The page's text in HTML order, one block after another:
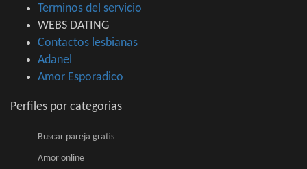
Terminos del servicio
WEBS DATING
Contactos lesbianas
Adanel
Amor Esporadico
Perfiles por categorias
Buscar pareja gratis
Amor online